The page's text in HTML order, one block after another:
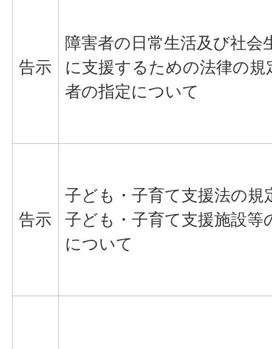
告示
障害者の日常生活及び社会
に支援するための法律の
者の指定について
告示
子ども・子育て支援法の規
子ども・子育て支援施設等
について